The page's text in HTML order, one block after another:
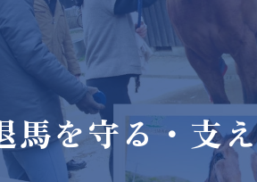
馬を守る・支